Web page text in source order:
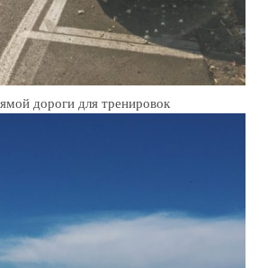
дороги для тренировок